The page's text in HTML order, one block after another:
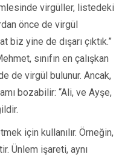
virgüller, listedeki
önce de virgül
biz yine de dışarı çıktık.”
sınıfın en çalışkan
de virgül bulunur. Ancak,
bozabilir: “Ali, ve Ayşe,
için kullanılır. Örneğin,
Ünlem işareti, aynı